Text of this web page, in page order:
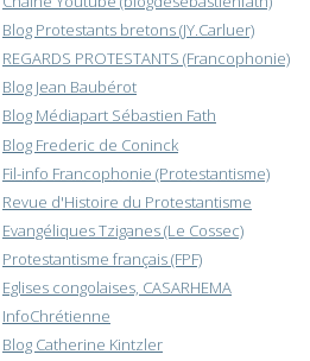
Blog Protestants bretons (JY.Carluer)
REGARDS PROTESTANTS (Francophonie)
Blog Jean Baubérot
Blog Médiapart Sébastien Fath
Blog Frederic de Coninck
Fil-info Francophonie (Protestantisme)
Revue d'Histoire du Protestantisme
Evangéliques Tziganes (Le Cossec)
Protestantisme français (FPF)
Eglises congolaises, CASARHEMA
InfoChrétienne
Blog Catherine Kintzler